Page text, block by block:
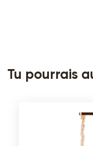
Tu pourrais